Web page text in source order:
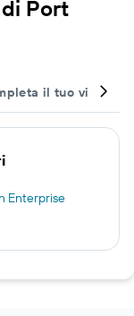
Port
il tuo viaggio
Enterprise